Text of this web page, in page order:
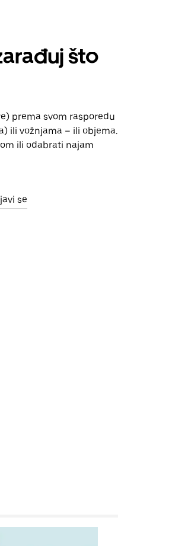
što
prema svom rasporedu
ili vožnjama – ili objema.
ili odabrati najam
se